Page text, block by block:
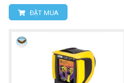
ĐẶT MUA